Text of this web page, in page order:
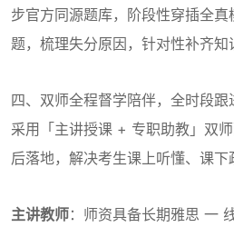
步官方同源题库，阶段性穿插全
题，梳理失分原因，针对性补齐知
四、双师全程督学陪伴，全时段跟
采用「主讲授课 + 专职助教」双
后落地，解决考生课上听懂、课下
主讲教师：师资具备长期雅思 一